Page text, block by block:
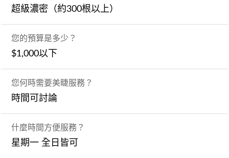
超級濃密（約300根以上）
您的預算是多少？
$1,000以下
您何時需要美睫服務？
時間可討論
什麼時間方便服務？
星期一 全日皆可